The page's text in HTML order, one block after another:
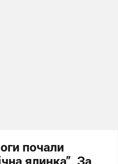
почали
ялинка”. За